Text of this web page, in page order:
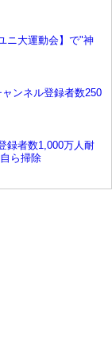
ニ大運動会】で"神
ンネル登録者数250
録者数1,000万人耐
ら掃除